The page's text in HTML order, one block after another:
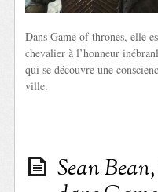
Dans Game of thrones, elle
chevalier à l’honneur
qui se découvre une
ville.
Sean